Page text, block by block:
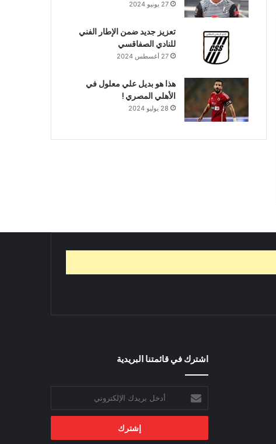
27 يونيو 2024
تعزيز جديد ضمن الإطار الفني
للنادي الصفاقسي
27 أغسطس 2024
هذا هو بديل علي معلول في
الأهلي المصري !
28 يوليو 2024
اشترك في قائمتنا البريدية
بريدك
الإلكتروني